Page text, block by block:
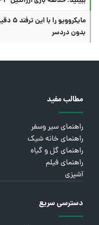
بدون دردسر
مطالب مفید
راهنمای سیر وسفر
راهنمای خانه شیک
راهنمای گل و گیاه
راهنمای فیلم
آشپزی
دسترسی سریع